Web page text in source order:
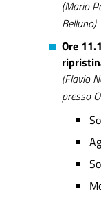
(Mario
Belluno)
Ore
(Flavio
presso